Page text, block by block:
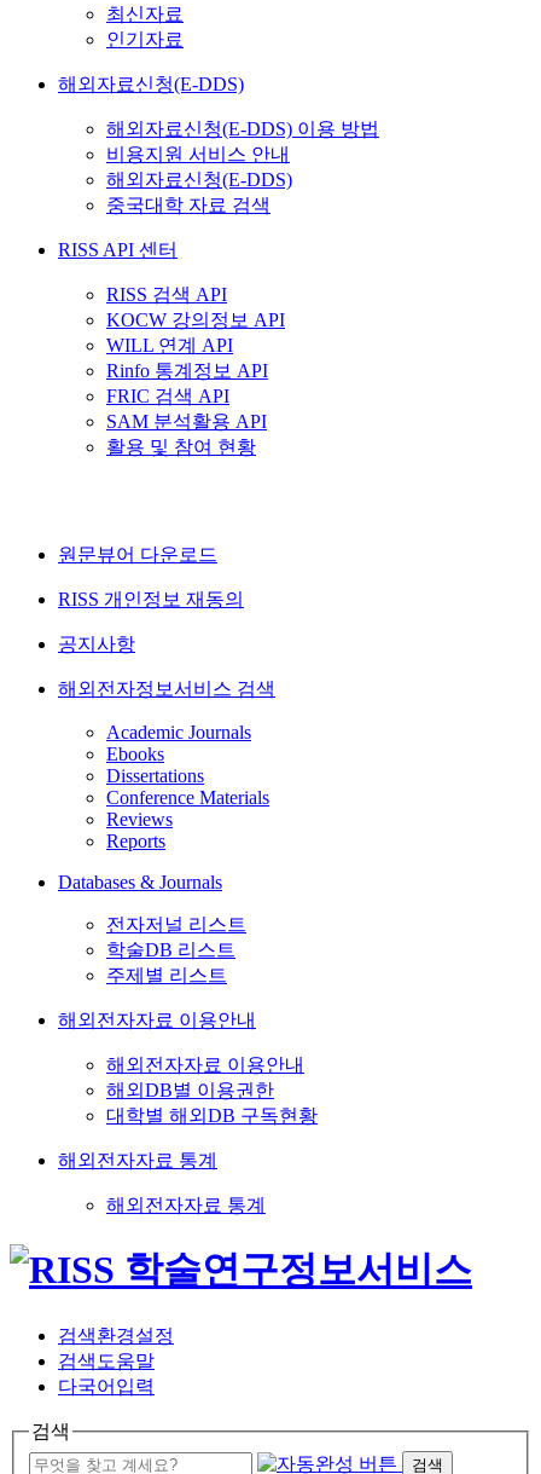
최신자료
인기자료
해외자료신청(E-DDS)
해외자료신청(E-DDS) 이용 방법
비용지원 서비스 안내
해외자료신청(E-DDS)
중국대학 자료 검색
RISS API 센터
RISS 검색 API
KOCW 강의정보 API
WILL 연계 API
Rinfo 통계정보 API
FRIC 검색 API
SAM 분석활용 API
활용 및 참여 현황
원문뷰어 다운로드
RISS 개인정보 재동의
공지사항
해외전자정보서비스 검색
Academic Journals
Ebooks
Dissertations
Conference Materials
Reviews
Reports
Databases & Journals
전자저널 리스트
학술DB 리스트
주제별 리스트
해외전자자료 이용안내
해외전자자료 이용안내
해외DB별 이용권한
대학별 해외DB 구독현황
해외전자자료 통계
해외전자자료 통계
검색환경설정
검색도움말
다국어입력
검색
검색